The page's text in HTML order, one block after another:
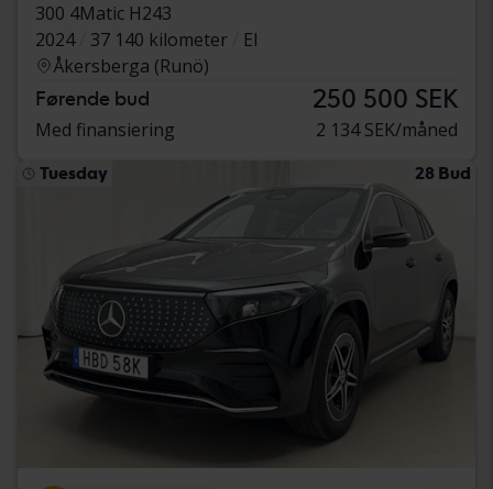
300 4Matic H243
2024
37 140 kilometer
El
Åkersberga (Runö)
Førende bud 250 500 SEK
Med finansiering 2 134 SEK/måned
Tuesday 28 Bud